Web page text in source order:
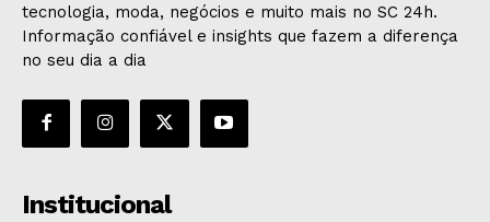
tecnologia, moda, negócios e muito mais no SC 24h.
Informação confiável e insights que fazem a diferença
no seu dia a dia
Institucional